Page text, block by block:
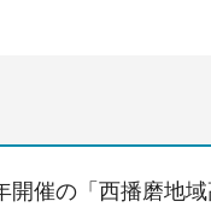
催の「西播磨地